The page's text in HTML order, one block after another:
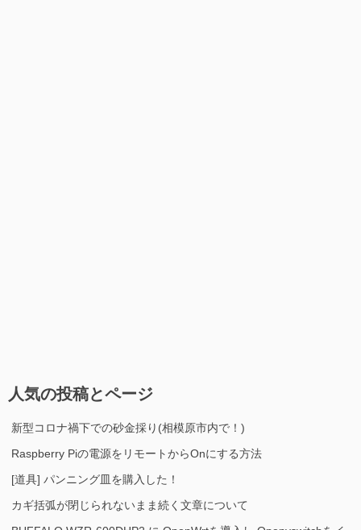
人気の投稿とページ
新型コロナ禍下での砂金採り(相模原市内で！)
Raspberry Piの電源をリモートからOnにする方法
[道具] パンニング皿を購入した！
カギ括弧が閉じられないまま続く文章について